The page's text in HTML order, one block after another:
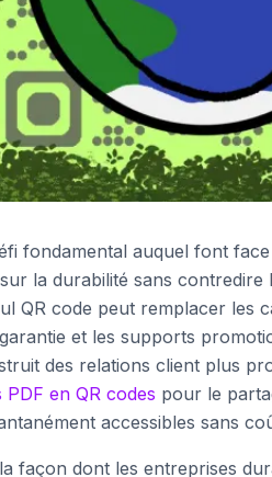
fondamental auquel font
la durabilité sans
QR code peut remplacer les
et les supports
des relations client plus
en QR codes pour le
accessibles sans
façon dont les entreprises